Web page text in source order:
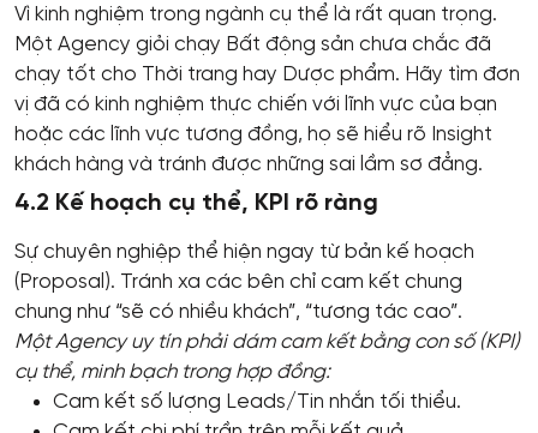
Vì kinh nghiệm trong ngành cụ thể là rất quan trọng.
Một Agency giỏi chạy Bất động sản chưa chắc đã
chạy tốt cho Thời trang hay Dược phẩm. Hãy tìm đơn
vị đã có kinh nghiệm thực chiến với lĩnh vực của bạn
hoặc các lĩnh vực tương đồng, họ sẽ hiểu rõ Insight
khách hàng và tránh được những sai lầm sơ đẳng.
4.2 Kế hoạch cụ thể, KPI rõ ràng
Sự chuyên nghiệp thể hiện ngay từ bản kế hoạch
(Proposal). Tránh xa các bên chỉ cam kết chung
chung như “sẽ có nhiều khách”, “tương tác cao”.
Một Agency uy tín phải dám cam kết bằng con số (KPI)
cụ thể, minh bạch trong hợp đồng:
Cam kết số lượng Leads/Tin nhắn tối thiểu.